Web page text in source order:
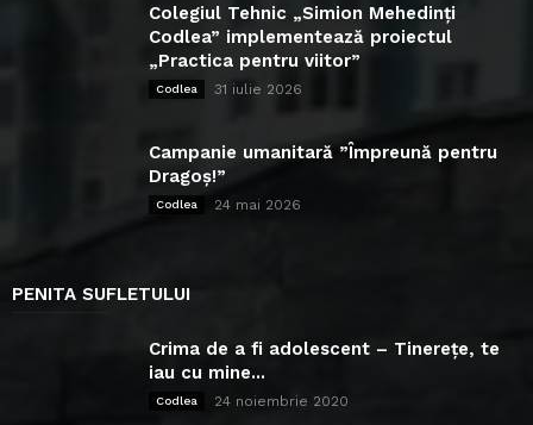
Colegiul Tehnic „Simion Mehedinți
Codlea” implementează proiectul
„Practica pentru viitor”
Codlea 31 iulie 2026
Campanie umanitară ”Împreună pentru
Dragoș!”
Codlea 24 mai 2026
PENITA SUFLETULUI
Crima de a fi adolescent – Tinerețe, te
iau cu mine...
Codlea 24 noiembrie 2020